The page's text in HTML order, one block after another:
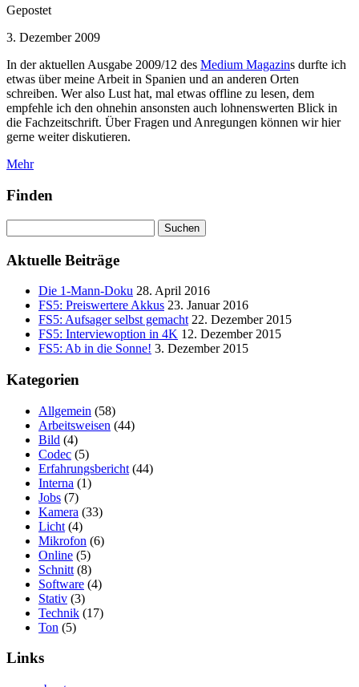
Gepostet
3. Dezember 2009
In der aktuellen Ausgabe 2009/12 des Medium Magazins durfte ich
etwas über meine Arbeit in Spanien und an anderen Orten
schreiben. Wer also Lust hat, mal etwas offline zu lesen, dem
empfehle ich den ohnehin ansonsten auch lohnenswerten Blick in
die Fachzeitschrift. Über Fragen und Anregungen können wir hier
gerne weiter diskutieren.
Mehr
Finden
nach:
Aktuelle Beiträge
Die 1-Mann-Doku 28. April 2016
FS5: Preiswertere Akkus 23. Januar 2016
FS5: Aufsager selbst gemacht 22. Dezember 2015
FS5: Interviewoption in 4K 12. Dezember 2015
FS5: Ab in die Sonne! 3. Dezember 2015
Kategorien
Allgemein (58)
Arbeitsweisen (44)
Bild (4)
Codec (5)
Erfahrungsbericht (44)
Interna (1)
Jobs (7)
Kamera (33)
Licht (4)
Mikrofon (6)
Online (5)
Schnitt (8)
Software (4)
Stativ (3)
Technik (17)
Ton (5)
Links